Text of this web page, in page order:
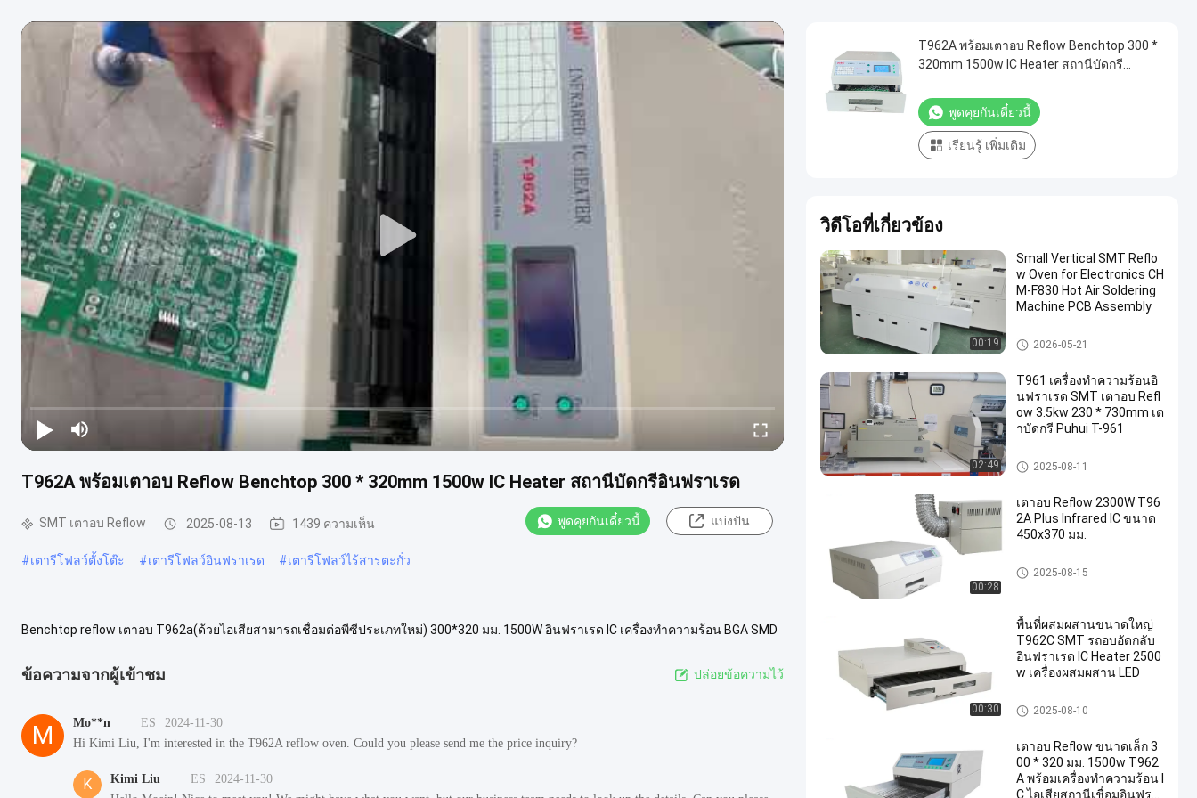
T962A พร้อมเตาอบ Reflow Benchtop 300 * 320mm 1500w IC Heater สถานีบัดกรีอินฟราเรด
SMT เตาอบ Reflow 2025-08-13 1439 ความเห็น พูดคุยกันเดี๋ยวนี้ แบ่งปัน
#เตารีโฟลว์ตั้งโต๊ะ #เตารีโฟลว์อินฟราเรด #เตารีโฟลว์ไร้สารตะกั่ว
Benchtop reflow เตาอบ T962a(ด้วยไอเสียสามารถเชื่อมต่อพีซีประเภทใหม่) 300*320 มม. 1500W อินฟราเรด IC เครื่องทำความร้อน BGA SMD
ข้อความจากผู้เข้าชม ปล่อยข้อความไว้
M Mo**n ES
2024-11-30
Hi Kimi Liu, I'm interested in the T962A reflow oven. Could you please send me the price inquiry?
K Kimi Liu ES
2024-11-30
T962A พร้อมเตาอบ Reflow Benchtop 300 *
320mm 1500w IC Heater สถานีบัดกรี
พูดคุยกันเดี๋ยวนี้
เรียนรู้ เพิ่มเติม
วิดีโอที่เกี่ยวข้อง
00:19
Small Vertical SMT Reflo
w Oven for Electronics CH
M-F830 Hot Air Soldering
Machine PCB Assembly
SMT เตาอบ Reflow
2026-05-21
02:49
T961 เครื่องทำความร้อนอิ
นฟราเรด SMT เตาอบ Refl
ow 3.5kw 230 * 730mm เต
าบัดกรี Puhui T-961
SMT เตาอบ Reflow
2025-08-11
00:28
เตาอบ Reflow 2300W T96
2A Plus Infrared IC ขนาด
450x370 มม.
SMT เตาอบ Reflow
2025-08-15
00:30
พื้นที่ผสมผสานขนาดใหญ่
T962C SMT รถอบอัดกลับ
อินฟราเรด IC Heater 2500
w เครื่องผสมผสาน LED
SMT เตาอบ Reflow
2025-08-10
เตาอบ Reflow ขนาดเล็ก 3
00 * 320 มม. 1500w T962
A พร้อมเครื่องทำความร้อน I
C ไอเสียสถานีเชื่อมอินฟราเ